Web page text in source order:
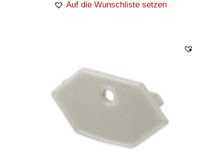
Auf die Wunschliste setzen